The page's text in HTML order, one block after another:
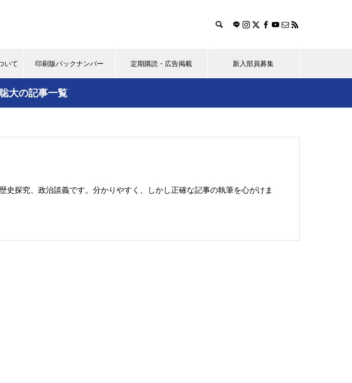
いて 印刷版バックナンバー 定期購読・広告掲載 新入部員募集
この学生に注目！
（ポプラ）上下水道にマンホー
（ポプラ）桜花賞馬レーヌミノ
大の記事一覧
探究、政治談義です。分かりやすく、しかし正確な記事の執筆を心がけま